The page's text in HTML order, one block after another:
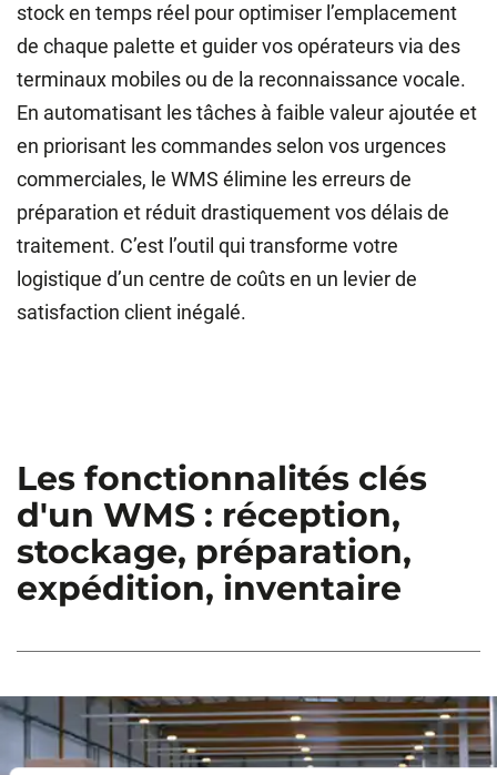
stock en temps réel pour optimiser l’emplacement
de chaque palette et guider vos opérateurs via des
terminaux mobiles ou de la reconnaissance vocale.
En automatisant les tâches à faible valeur ajoutée et
en priorisant les commandes selon vos urgences
commerciales, le WMS élimine les erreurs de
préparation et réduit drastiquement vos délais de
traitement. C’est l’outil qui transforme votre
logistique d’un centre de coûts en un levier de
satisfaction client inégalé.
Les fonctionnalités clés
d'un WMS : réception,
stockage, préparation,
expédition, inventaire